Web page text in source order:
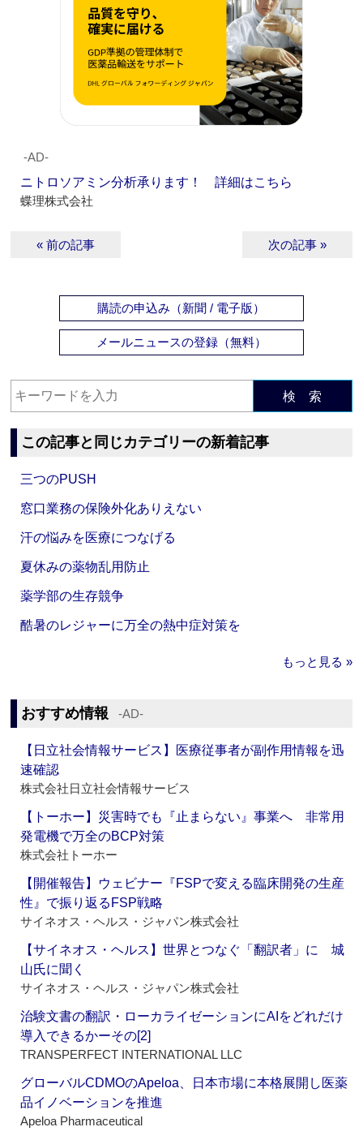
‐AD‐
ニトロソアミン分析承ります！ 詳細はこちら
蝶理株式会社
« 前の記事 次の記事 »
購読の申込み（新聞 / 電子版）
メールニュースの登録（無料）
検 索
この記事と同じカテゴリーの新着記事
三つのPUSH
窓口業務の保険外化ありえない
汗の悩みを医療につなげる
夏休みの薬物乱用防止
薬学部の生存競争
酷暑のレジャーに万全の熱中症対策を
もっと見る »
おすすめ情報 ‐AD‐
【日立社会情報サービス】医療従事者が副作用情報を迅
速確認
株式会社日立社会情報サービス
【トーホー】災害時でも『止まらない』事業へ 非常用
発電機で万全のBCP対策
株式会社トーホー
【開催報告】ウェビナー『FSPで変える臨床開発の生産
性』で振り返るFSP戦略
サイネオス・ヘルス・ジャパン株式会社
【サイネオス・ヘルス】世界とつなぐ「翻訳者」に 城
山氏に聞く
サイネオス・ヘルス・ジャパン株式会社
治験文書の翻訳・ローカライゼーションにAIをどれだけ
導入できるかーその[2]
TRANSPERFECT INTERNATIONAL LLC
グローバルCDMOのApeloa、日本市場に本格展開し医薬
品イノベーションを推進
Apeloa Pharmaceutical